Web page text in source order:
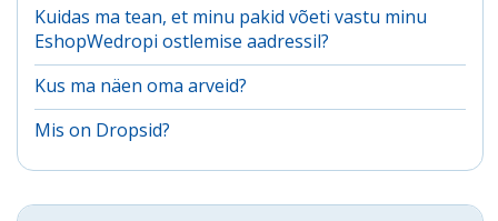
Kuidas ma tean, et minu pakid võeti vastu minu
EshopWedropi ostlemise aadressil?
Kus ma näen oma arveid?
Mis on Dropsid?